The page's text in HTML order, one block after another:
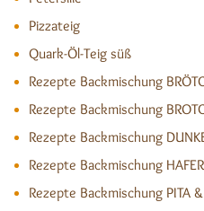
Pizzateig
Quark-Öl-Teig süß
Rezepte Backmischung
Rezepte Backmischung
Rezepte Backmischung
Rezepte Backmischung
Rezepte Backmischung PITA